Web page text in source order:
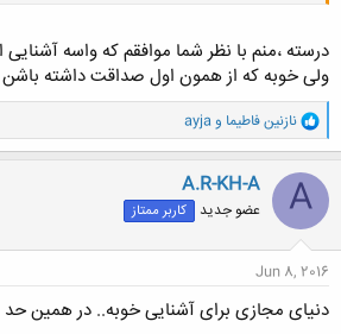
کلیک کنید تا باز شود...
درسته ،منم با نظر شما موافقم که واسه آشنایی
ولی خوبه که از همون اول صداقت داشته
و
ا
ک
ن
ش
ه
ا
نازنین فاطیما و ayja
A
A.R-KH-A
عضو جدید کاربر ممتاز
Jun 8, 2016
دنیای مجازی برای آشنایی خوبه.. در همین حد